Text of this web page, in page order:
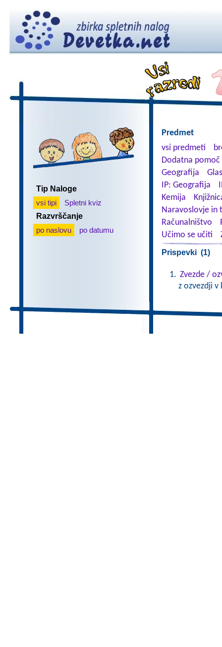
Tip Naloge
vsi tipi
Spletni kviz
Razvrščanje
po naslovu
po datumu
Predmet
vsi predmeti
Dodatna
Geografija
IP: Geografija
Kemija
Naravoslovje in
Računalništvo
Učimo se učiti
Prispevki (1)
Zvezde /
z ozvezdji